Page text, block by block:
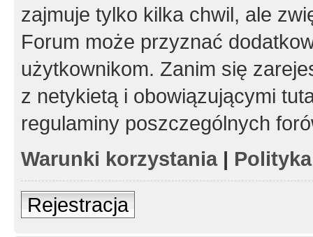
zajmuje tylko kilka chwil, ale
Forum może przyznać
użytkownikom. Zanim się
z netykietą i obowiązującymi
regulaminy poszczególnych
Warunki korzystania|
Rejestracja